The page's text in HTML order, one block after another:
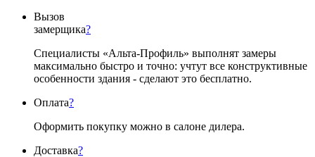
Вызов
замерщика?
Специалисты «Альта-Профиль» выполнят замеры
максимально быстро и точно: учтут все конструктивные
особенности здания - сделают это бесплатно.
Оплата?
Оформить покупку можно в салоне дилера.
Доставка?